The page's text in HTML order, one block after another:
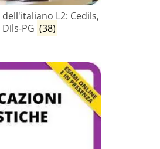
L2: Cedils,
PG (38)